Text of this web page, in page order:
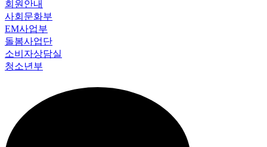
회원안내
사회문화부
EM사업부
돌봄사업단
소비자상담실
청소년부